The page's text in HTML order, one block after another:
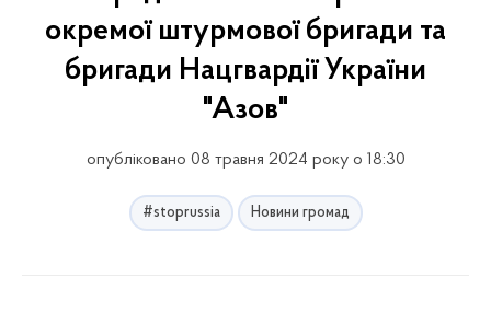
окремої штурмової бригади та
бригади Нацгвардії України
"Азов"
опубліковано 08 травня 2024 року о 18:30
#stoprussia Новини громад